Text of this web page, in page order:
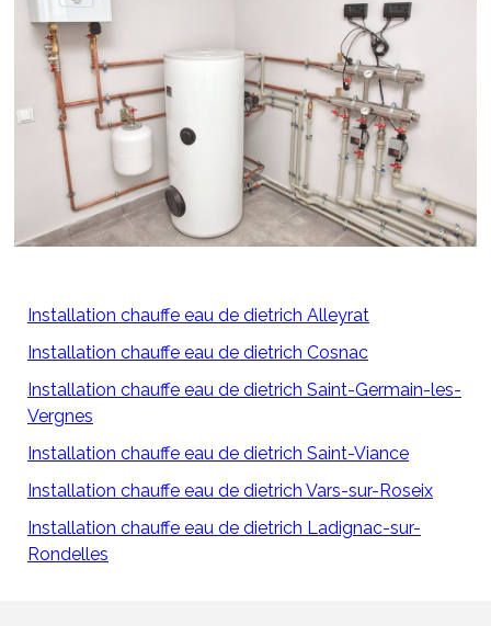
Installation chauffe eau de dietrich Alleyrat
Installation chauffe eau de dietrich Cosnac
Installation chauffe eau de dietrich Saint-Germain-les-
Vergnes
Installation chauffe eau de dietrich Saint-Viance
Installation chauffe eau de dietrich Vars-sur-Roseix
Installation chauffe eau de dietrich Ladignac-sur-
Rondelles